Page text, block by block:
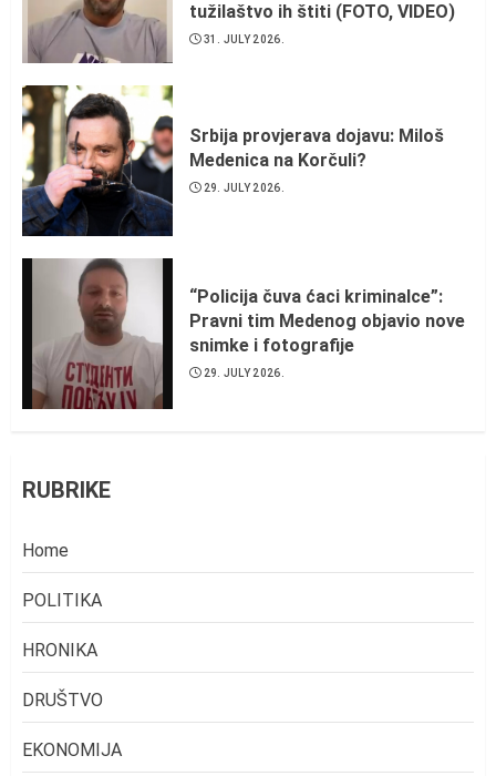
tužilaštvo ih štiti (FOTO, VIDEO)
31. JULY 2026.
Srbija provjerava dojavu: Miloš
Medenica na Korčuli?
29. JULY 2026.
“Policija čuva ćaci kriminalce”:
Pravni tim Medenog objavio nove
snimke i fotografije
29. JULY 2026.
RUBRIKE
Home
POLITIKA
HRONIKA
DRUŠTVO
EKONOMIJA